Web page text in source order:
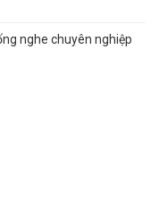
nghe chuyên nghiệp